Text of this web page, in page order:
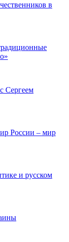
в
Сергеем
России – мир
и русском